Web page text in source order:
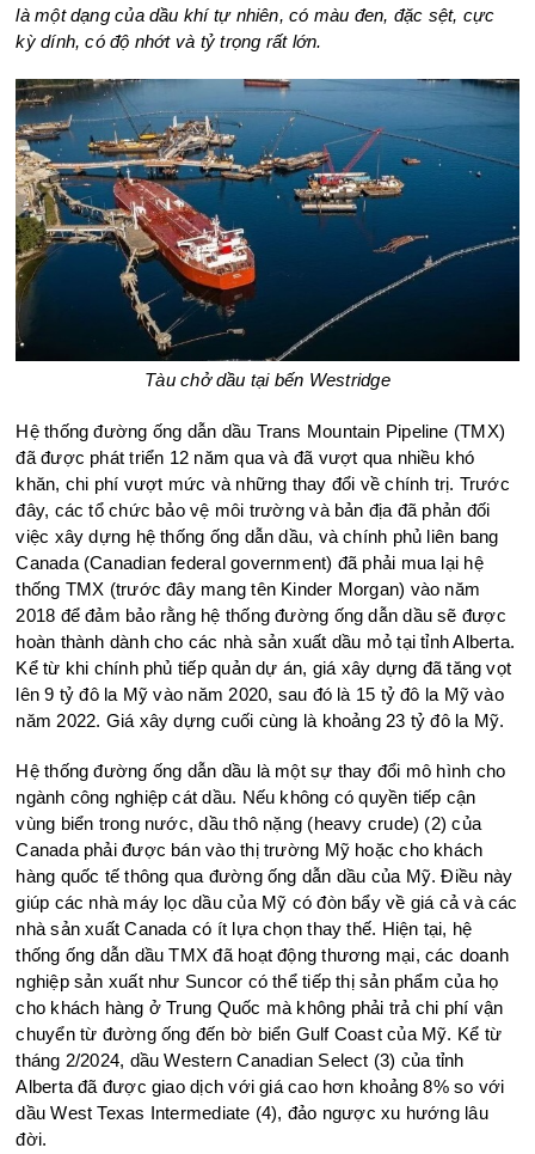
là một dạng của dầu khí tự nhiên, có màu đen, đặc sệt, cực
kỳ dính, có độ nhớt và tỷ trọng rất lớn.
Tàu chở dầu tại bến Westridge
Hệ thống đường ống dẫn dầu Trans Mountain Pipeline (TMX)
đã được phát triển 12 năm qua và đã vượt qua nhiều khó
khăn, chi phí vượt mức và những thay đổi về chính trị. Trước
đây, các tổ chức bảo vệ môi trường và bản địa đã phản đối
việc xây dựng hệ thống ống dẫn dầu, và chính phủ liên bang
Canada (Canadian federal government) đã phải mua lại hệ
thống TMX (trước đây mang tên Kinder Morgan) vào năm
2018 để đảm bảo rằng hệ thống đường ống dẫn dầu sẽ được
hoàn thành dành cho các nhà sản xuất dầu mỏ tại tỉnh Alberta.
Kể từ khi chính phủ tiếp quản dự án, giá xây dựng đã tăng vọt
lên 9 tỷ đô la Mỹ vào năm 2020, sau đó là 15 tỷ đô la Mỹ vào
năm 2022. Giá xây dựng cuối cùng là khoảng 23 tỷ đô la Mỹ.
Hệ thống đường ống dẫn dầu là một sự thay đổi mô hình cho
ngành công nghiệp cát dầu. Nếu không có quyền tiếp cận
vùng biển trong nước, dầu thô nặng (heavy crude) (2) của
Canada phải được bán vào thị trường Mỹ hoặc cho khách
hàng quốc tế thông qua đường ống dẫn dầu của Mỹ. Điều này
giúp các nhà máy lọc dầu của Mỹ có đòn bẩy về giá cả và các
nhà sản xuất Canada có ít lựa chọn thay thế. Hiện tại, hệ
thống ống dẫn dầu TMX đã hoạt động thương mại, các doanh
nghiệp sản xuất như Suncor có thể tiếp thị sản phẩm của họ
cho khách hàng ở Trung Quốc mà không phải trả chi phí vận
chuyển từ đường ống đến bờ biển Gulf Coast của Mỹ. Kể từ
tháng 2/2024, dầu Western Canadian Select (3) của tỉnh
Alberta đã được giao dịch với giá cao hơn khoảng 8% so với
dầu West Texas Intermediate (4), đảo ngược xu hướng lâu
đời.